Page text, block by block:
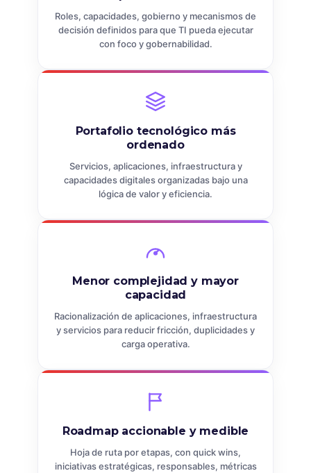
Roles, capacidades, gobierno y mecanismos de
decisión definidos para que TI pueda ejecutar
con foco y gobernabilidad.
Portafolio tecnológico más
ordenado
Servicios, aplicaciones, infraestructura y
capacidades digitales organizadas bajo una
lógica de valor y eficiencia.
Menor complejidad y mayor
capacidad
Racionalización de aplicaciones, infraestructura
y servicios para reducir fricción, duplicidades y
carga operativa.
Roadmap accionable y medible
Hoja de ruta por etapas, con quick wins,
iniciativas estratégicas, responsables, métricas